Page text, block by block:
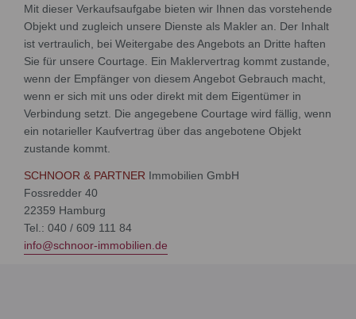
Mit dieser Verkaufsaufgabe bieten wir Ihnen das vorstehende
Objekt und zugleich unsere Dienste als Makler an. Der Inhalt
ist vertraulich, bei Weitergabe des Angebots an Dritte haften
Sie für unsere Courtage. Ein Maklervertrag kommt zustande,
wenn der Empfänger von diesem Angebot Gebrauch macht,
wenn er sich mit uns oder direkt mit dem Eigentümer in
Verbindung setzt. Die angegebene Courtage wird fällig, wenn
ein notarieller Kaufvertrag über das angebotene Objekt
zustande kommt.
SCHNOOR & PARTNER Immobilien GmbH
Fossredder 40
22359 Hamburg
Tel.: 040 / 609 111 84
info@schnoor-immobilien.de